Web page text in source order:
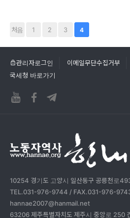
처음 1 2 3 4
관리자로그인 이메일무단수집거부
국세청 바로가기
10254 경기도 고양시 일산동구 공릉천로
TEL.031-976-9744 / FAX.031-976-
hannae2007@hanmail.net
63206 제주특별자치도 제주시 중앙로 250